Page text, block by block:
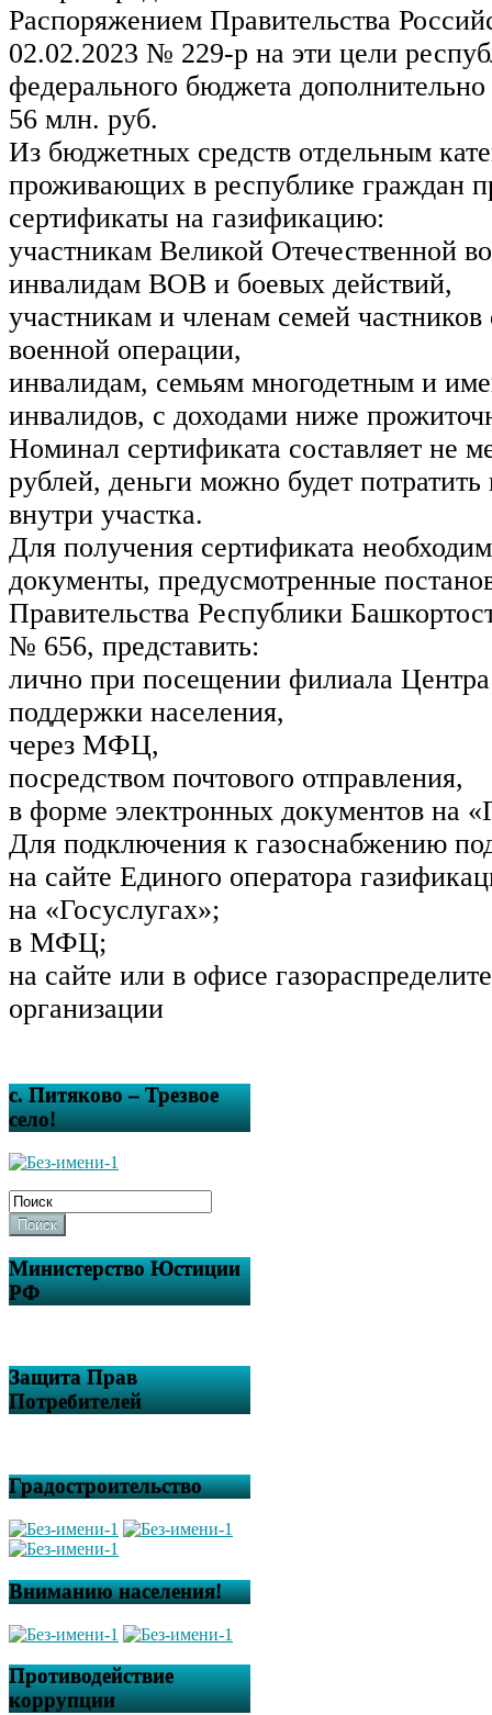
Распоряжением Правительства
02.02.2023 № 229-р на эти цели
федерального бюджета
56 млн. руб.
Из бюджетных средств отдельным
проживающих в республике граждан
сертификаты на газификацию:
участникам Великой Отечественной
инвалидам ВОВ и боевых действий,
участникам и членам семей
военной операции,
инвалидам, семьям многодетным и
инвалидов, с доходами ниже
Номинал сертификата составляет не
рублей, деньги можно будет потратить
внутри участка.
Для получения сертификата
документы, предусмотренные
Правительства Республики
№ 656, представить:
лично при посещении филиала
поддержки населения,
через МФЦ,
посредством почтового отправления,
в форме электронных документов на
Для подключения к газоснабжению
на сайте Единого оператора
на «Госуслугах»;
в МФЦ;
на сайте или в офисе
организации
с. Питяково – Трезвое
село!
Поиск
Министерство Юстиции
РФ
Защита Прав
Потребителей
Градостроительство
Вниманию населения!
Противодействие
коррупции